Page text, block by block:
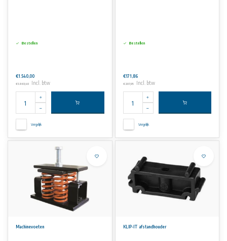
Bestellen
€1.540,00
€1.863,40 Incl. btw
Vergelijk
Bestellen
€171,86
€207,95 Incl. btw
Vergelijk
Machinevoeten KLIP-IT afstandhouder